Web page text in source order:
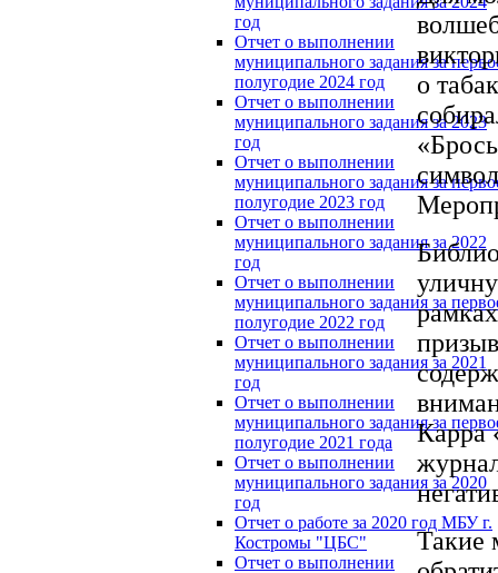
год
Отчет о выполнении
муниципального задания за
полугодие 2024 год
Отчет о выполнении
муниципального задания за 2023
год
Отчет о выполнении
муниципального задания за
полугодие 2023 год
Отчет о выполнении
муниципального задания за 2022
год
Отчет о выполнении
муниципального задания за
полугодие 2022 год
Отчет о выполнении
муниципального задания за 2021
год
Отчет о выполнении
муниципального задания за
полугодие 2021 года
Отчет о выполнении
муниципального задания за 2020
год
Отчет о работе за 2020 год МБУ г.
Костромы "ЦБС"
Отчет о выполнении
о
Карра
Такие